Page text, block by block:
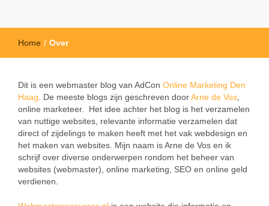
Home / Over
Dit is een webmaster blog van AdCon Online Marketing Den
Haag . De meeste blogs zijn geschreven doorArne de Vos
online marketeer. Het idee achter het blog is het verzamelen
van nuttige websites, relevante informatie verzamelen dat
direct of zijdelings te maken heeft met het vak webdesign en
het maken van websites. Mijn naam is Arne de Vos en ik
schrijf over diverse onderwerpen rondom het beheer van
websites (webmaster), online marketing, SEO en online geld
verdienen.